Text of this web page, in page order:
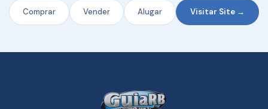
Comprar Vender Alugar Visitar Site →